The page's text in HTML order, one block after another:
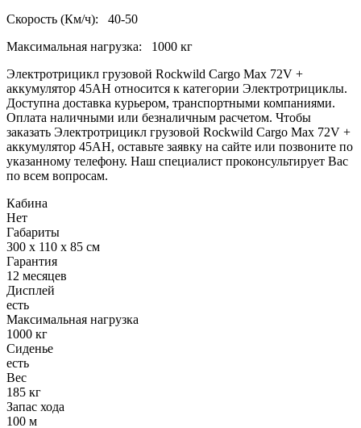
Скорость (Км/ч): 40-50
Максимальная нагрузка: 1000 кг
Электротрицикл грузовой Rockwild Cargo Max 72V +
аккумулятор 45AH относится к категории Электротрициклы.
Доступна доставка курьером, транспортными компаниями.
Оплата наличными или безналичным расчетом. Чтобы
заказать Электротрицикл грузовой Rockwild Cargo Max 72V +
аккумулятор 45AH, оставьте заявку на сайте или позвоните по
указанному телефону. Наш специалист проконсультирует Вас
по всем вопросам.
Кабина
Нет
Габариты
300 x 110 x 85 см
Гарантия
12 месяцев
Дисплей
есть
Максимальная нагрузка
1000 кг
Сиденье
есть
Вес
185 кг
Запас хода
100 м